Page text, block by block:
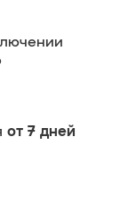
от 7 дней